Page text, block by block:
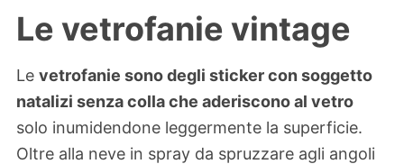
Le vetrofanie vintage
Le vetrofanie sono degli sticker con soggetto
natalizi senza colla che aderiscono al vetro
solo inumidendone leggermente la superficie.
Oltre alla neve in spray da spruzzare agli angoli